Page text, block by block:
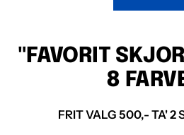
"FAVORIT
8
FRIT VALG 500,- TA' 2